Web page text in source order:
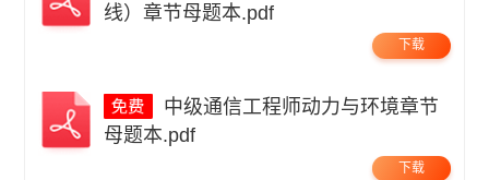
线）章节母题本.pdf
下载
母题本.pdf
下载